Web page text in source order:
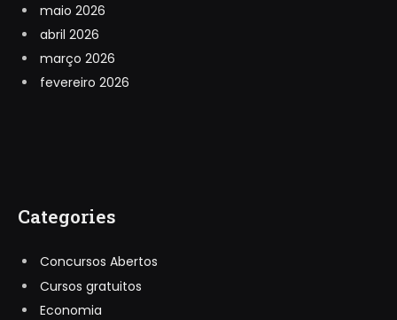
maio 2026
abril 2026
março 2026
fevereiro 2026
Categories
Concursos Abertos
Cursos gratuitos
Economia